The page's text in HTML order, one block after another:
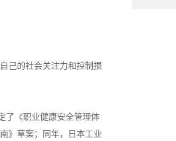
己的社会关注力和控制损
了《职业健康安全管理体
》草案；同年，日本工业